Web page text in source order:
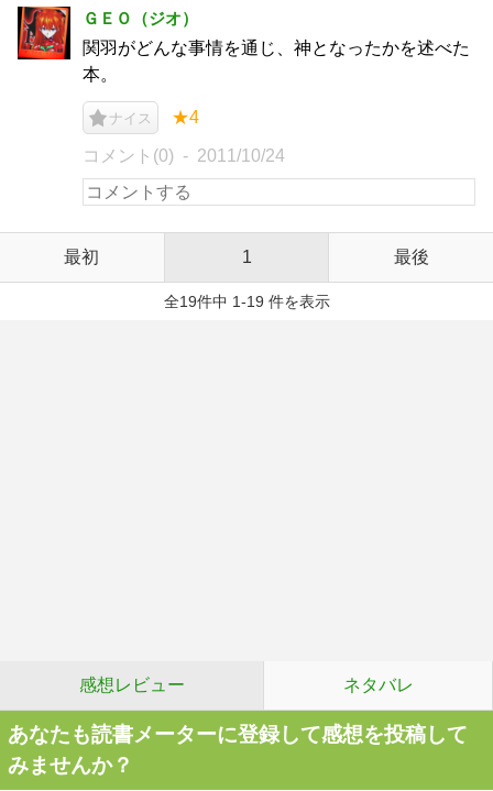
ＧＥＯ（ジオ）
関羽がどんな事情を通じ、神となったかを述べた
本。
ナイス ★4
コメント(0) 2011/10/24
最初 1 最後
全19件中 1-19 件を表示
感想レビュー ネタバレ
あなたも読書メーターに登録して感想を投稿して
みませんか？